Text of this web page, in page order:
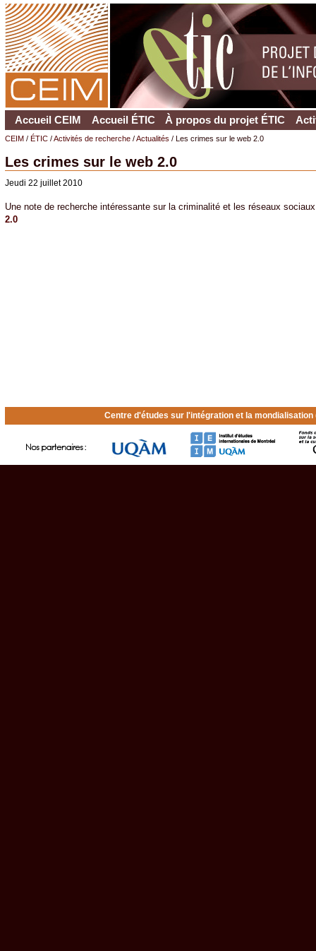
Accueil CEIM Accueil ÉTIC À propos du projet ÉTIC
CEIM/ ÉTIC/Activités de recherche/Actualités / Les crimes sur le web 2.0
Les crimes sur le web 2.0
Jeudi 22 juillet 2010
Une note de recherche intéressante sur la criminalité et les réseaux
2.0
Centre d'études sur l'intégration et la mondialisation